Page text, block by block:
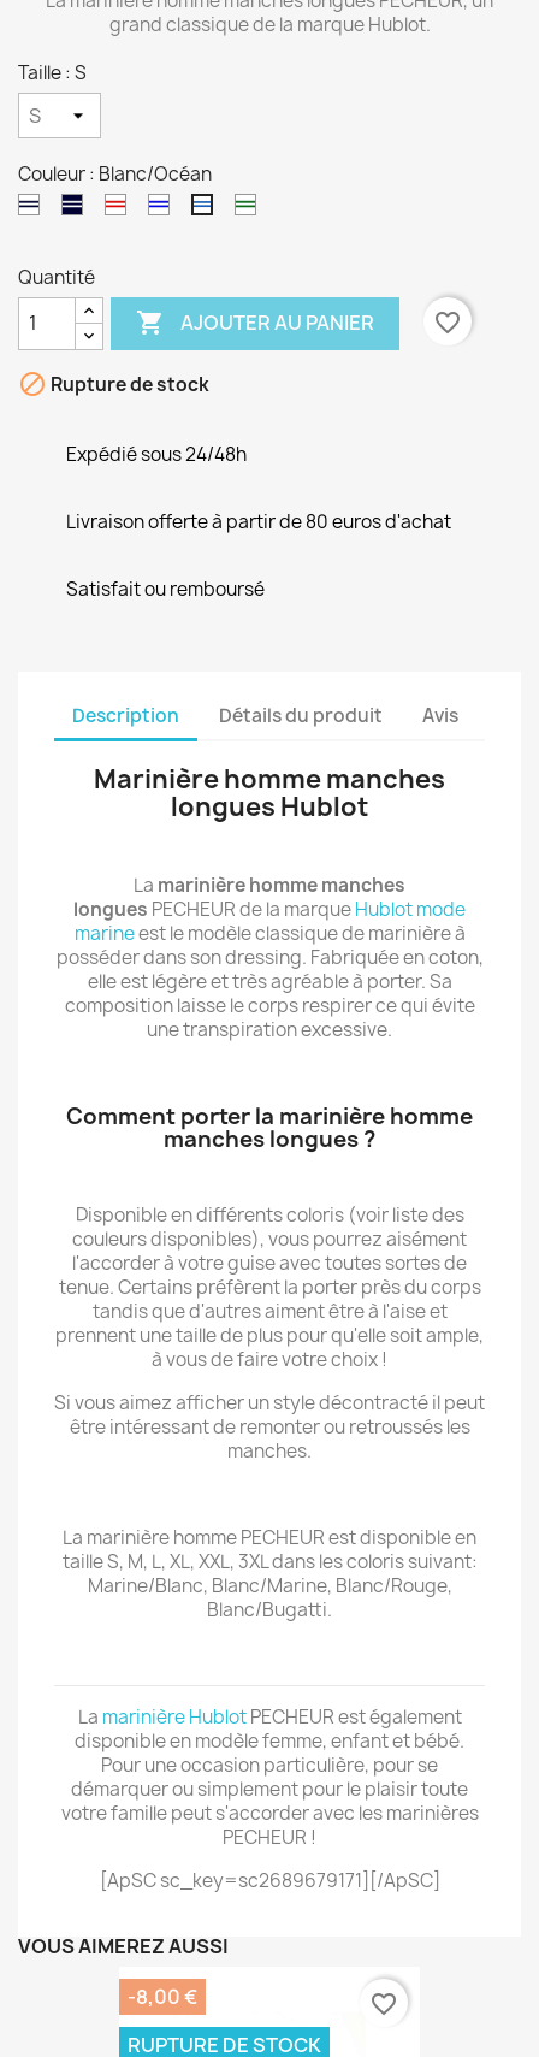
grand classique de la marque Hublot.
Taille : S
Couleur : Blanc/Océan
Blanc/Marine
Marine/Blanc
Blanc/Rouge
Blanc/Bugatti
Blanc/Océan
Blanc/Kaki
Quantité
 AJOUTER AU PANIER favorite_border
 Rupture de stock
Expédié sous 24/48h
Livraison offerte à partir de 80 euros d'achat
Satisfait ou remboursé
Description Détails du produit Avis
Marinière homme manches
longues Hublot
La marinière homme manches
longues PECHEUR de la marqueHublot mode
marineest le modèle classique de marinière à
posséder dans son dressing. Fabriquée en coton,
elle est légère et très agréable à porter. Sa
composition laisse le corps respirer ce qui évite
une transpiration excessive.
Comment porter la marinière homme
manches longues ?
Disponible en différents coloris (voir liste des
couleurs disponibles), vous pourrez aisément
l'accorder à votre guise avec toutes sortes de
tenue. Certains préfèrent la porter près du corps
tandis que d'autres aiment être à l'aise et
prennent une taille de plus pour qu'elle soit ample,
à vous de faire votre choix !
Si vous aimez afficher un style décontracté il peut
être intéressant de remonter ou retroussés les
manches.
La marinière homme PECHEUR est disponible en
taille S, M, L, XL, XXL, 3XL dans les coloris suivant:
Marine/Blanc, Blanc/Marine, Blanc/Rouge,
Blanc/Bugatti.
La marinière HublotPECHEUR est également
disponible en modèle femme, enfant et bébé.
Pour une occasion particulière, pour se
démarquer ou simplement pour le plaisir toute
votre famille peut s'accorder avec les marinières
PECHEUR !
[ApSC sc_key=sc2689679171][/ApSC]
VOUS AIMEREZ AUSSI
-8,00 €
RUPTURE DE STOCK
favorite_border